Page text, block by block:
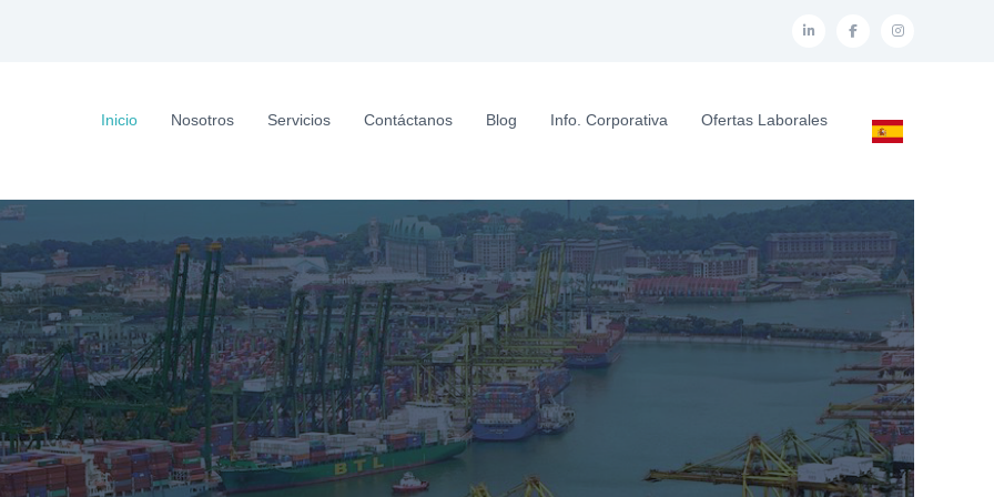
Inicio Nosotros Servicios Contáctanos Blog Info. Corporativa Ofertas Laborales